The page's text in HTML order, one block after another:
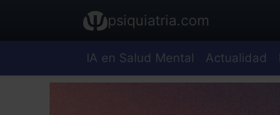
psiquiatria.com
IA en Salud Mental Actualidad